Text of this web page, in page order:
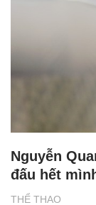
THỂ THAO
Nguyễn
đấu hết